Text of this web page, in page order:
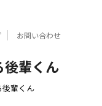
お問い合わせ
後輩くん
輩くん